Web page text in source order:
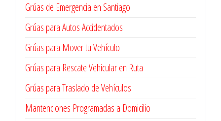
Grúas de Emergencia en Santiago
Grúas para Autos Accidentados
Grúas para Mover tu Vehículo
Grúas para Rescate Vehicular en Ruta
Grúas para Traslado de Vehículos
Mantenciones Programadas a Domicilio